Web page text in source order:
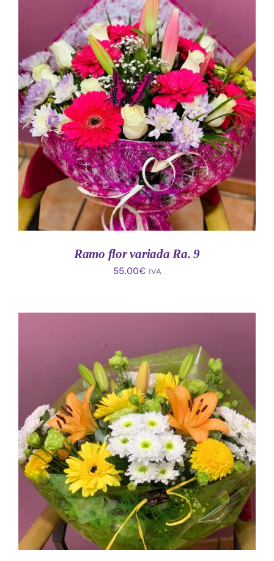
AÑADIR AL CARRITO
/
DETALLES
Ramo flor variada Ra. 9
55.00€ IVA
AÑADIR AL CARRITO
/
DETALLES